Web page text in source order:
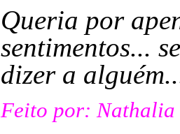
Queria por
sentimentos...
dizer a
Feito por: